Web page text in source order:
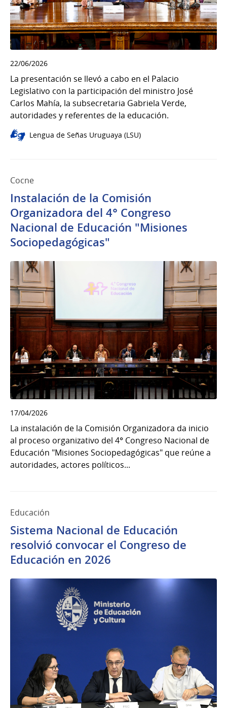
22/06/2026
La presentación se llevó a cabo en el Palacio
Legislativo con la participación del ministro José
Carlos Mahía, la subsecretaria Gabriela Verde,
autoridades y referentes de la educación.
Lengua de Señas Uruguaya (LSU)
Cocne
Instalación de la Comisión
Organizadora del 4° Congreso
Nacional de Educación "Misiones
Sociopedagógicas"
17/04/2026
La instalación de la Comisión Organizadora da inicio
al proceso organizativo del 4° Congreso Nacional de
Educación "Misiones Sociopedagógicas" que reúne a
autoridades, actores políticos...
Educación
Sistema Nacional de Educación
resolvió convocar el Congreso de
Educación en 2026